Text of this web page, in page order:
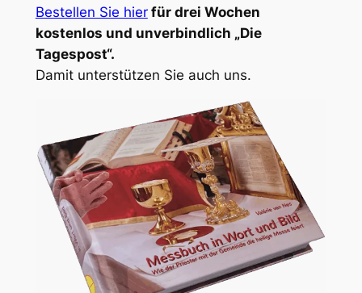
Bestellen Sie hier für drei Wochen
kostenlos und unverbindlich „Die
Tagespost“.
Damit unterstützen Sie auch uns.